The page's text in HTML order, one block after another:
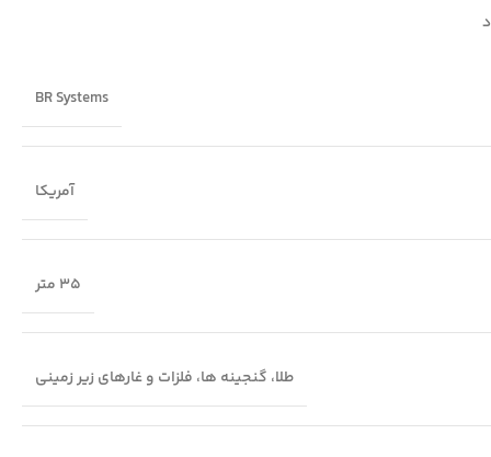
BR Systems
آمريكا
35 متر
طلا، گنجینه ها، فلزات و غارهای زیر زمینی